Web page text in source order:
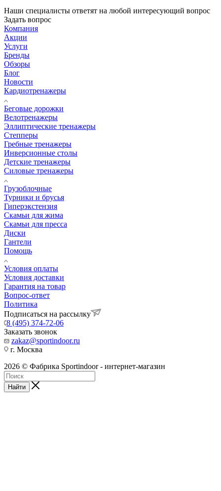
Наши специалисты ответят на любой интересующий вопрос
Задать вопрос
Компания
Акции
Услуги
Бренды
Обзоры
Блог
Новости
Кардиотренажеры
Беговые дорожки
Велотренажеры
Эллиптические тренажеры
Степперы
Гребные тренажеры
Инверсионные столы
Детские тренажеры
Силовые тренажеры
Грузоблочные
Турники и брусья
Гиперэкстензия
Скамьи для жима
Скамьи для пресса
Диски
Гантели
Помощь
Условия оплаты
Условия доставки
Гарантия на товар
Вопрос-ответ
Политика
Подписаться на рассылку
8 (495) 374-72-06
Заказать звонок
zakaz@sportindoor.ru
г. Москва
2026 © Фабрика Sportindoor - интернет-магазин
Найти